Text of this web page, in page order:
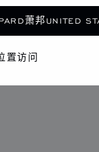
萧邦UNITED
置访问